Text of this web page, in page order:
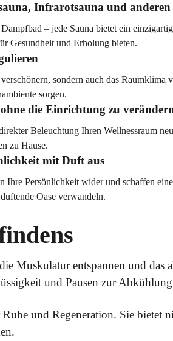
Infrarotsauna und anderen
– jede Sauna bietet ein
Gesundheit und Erholung bieten.
sondern auch das
sorgen.
die Einrichtung zu
Beleuchtung Ihren Wellnessraum
zu Hause.
mit Duft aus
Ihre Persönlichkeit wider und schaffen
Oase verwandeln.
Muskulatur entspannen und
und Pausen zur
und Regeneration. Sie bietet